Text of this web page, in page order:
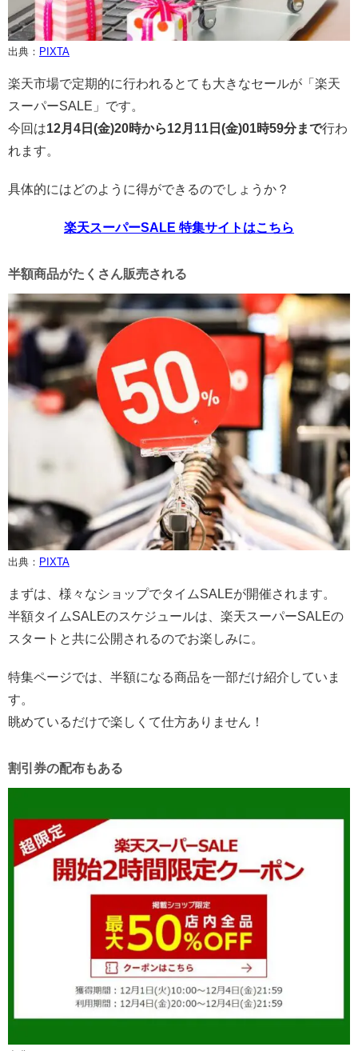
出典： PIXTA
楽天市場で定期的に行われるとても大きなセールが「楽天
スーパーSALE」です。
今回は12月4日(金)20時から12月11日(金)01時59分まで行わ
れます。
具体的にはどのように得ができるのでしょうか？
楽天スーパーSALE 特集サイトはこちら
半額商品がたくさん販売される
出典： PIXTA
まずは、様々なショップでタイムSALEが開催されます。
半額タイムSALEのスケジュールは、楽天スーパーSALEの
スタートと共に公開されるのでお楽しみに。
特集ページでは、半額になる商品を一部だけ紹介していま
す。
眺めているだけで楽しくて仕方ありません！
割引券の配布もある